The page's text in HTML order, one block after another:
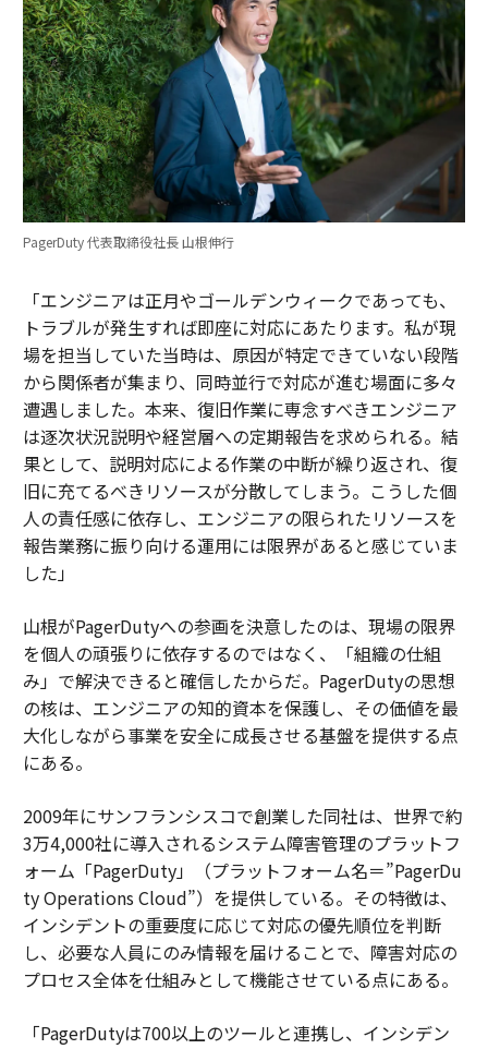
PagerDuty 代表取締役社長 山根伸行
「エンジニアは正月やゴールデンウィークであっても、
トラブルが発生すれば即座に対応にあたります。私が現
場を担当していた当時は、原因が特定できていない段階
から関係者が集まり、同時並行で対応が進む場面に多々
遭遇しました。本来、復旧作業に専念すべきエンジニア
は逐次状況説明や経営層への定期報告を求められる。結
果として、説明対応による作業の中断が繰り返され、復
旧に充てるべきリソースが分散してしまう。こうした個
人の責任感に依存し、エンジニアの限られたリソースを
報告業務に振り向ける運用には限界があると感じていま
した」
山根がPagerDutyへの参画を決意したのは、現場の限界
を個人の頑張りに依存するのではなく、「組織の仕組
み」で解決できると確信したからだ。PagerDutyの思想
の核は、エンジニアの知的資本を保護し、その価値を最
大化しながら事業を安全に成長させる基盤を提供する点
にある。
2009年にサンフランシスコで創業した同社は、世界で約
3万4,000社に導入されるシステム障害管理のプラットフ
ォーム「PagerDuty」（プラットフォーム名＝”PagerDu
ty Operations Cloud”）を提供している。その特徴は、
インシデントの重要度に応じて対応の優先順位を判断
し、必要な人員にのみ情報を届けることで、障害対応の
プロセス全体を仕組みとして機能させている点にある。
「PagerDutyは700以上のツールと連携し、インシデン